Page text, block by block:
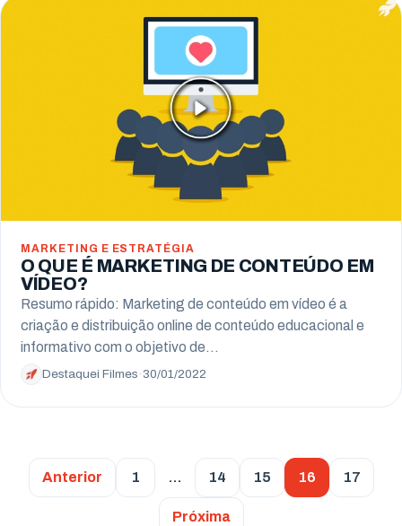
MARKETING E ESTRATÉGIA
O QUE É MARKETING DE CONTEÚDO EM
VÍDEO?
Resumo rápido: Marketing de conteúdo em vídeo é a
criação e distribuição online de conteúdo educacional e
informativo com o objetivo de…
Destaquei Filmes · 30/01/2022
Anterior 1 … 14 15 16 17
Próxima